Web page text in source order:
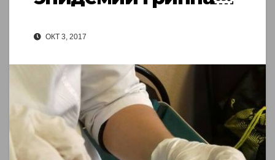
ОКТ 3, 2017